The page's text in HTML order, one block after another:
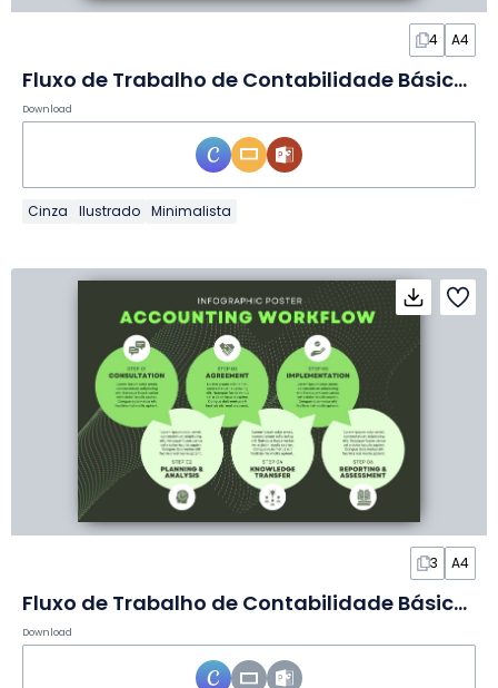
4 A4
Fluxo de Trabalho de Contabilidade Básico em Infográfico
Download
Cinza Ilustrado Minimalista
3 A4
Fluxo de Trabalho de Contabilidade Básico em Infográfico
Download